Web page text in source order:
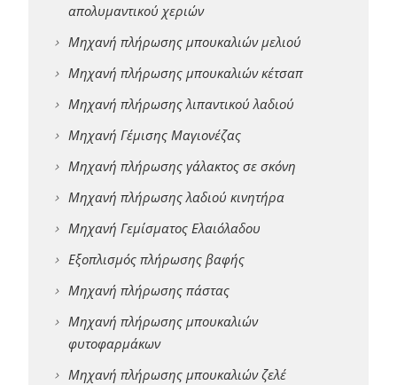
απολυμαντικού χεριών
Μηχανή πλήρωσης μπουκαλιών μελιού
Μηχανή πλήρωσης μπουκαλιών κέτσαπ
Μηχανή πλήρωσης λιπαντικού λαδιού
Μηχανή Γέμισης Μαγιονέζας
Μηχανή πλήρωσης γάλακτος σε σκόνη
Μηχανή πλήρωσης λαδιού κινητήρα
Μηχανή Γεμίσματος Ελαιόλαδου
Εξοπλισμός πλήρωσης βαφής
Μηχανή πλήρωσης πάστας
Μηχανή πλήρωσης μπουκαλιών
φυτοφαρμάκων
Μηχανή πλήρωσης μπουκαλιών ζελέ